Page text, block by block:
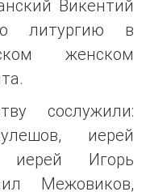
Викентий
литургию в
женском
сослужили:
иерей
иерей Игорь
Межовиков,